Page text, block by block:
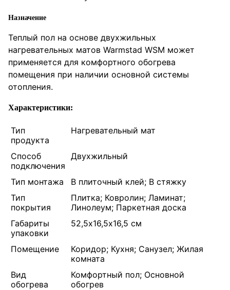
Назначение
Теплый пол на основе двухжильных
нагревательных матов Warmstad WSM может
применяется для комфортного обогрева
помещения при наличии основной системы
отопления.
Характеристики:
Тип
продукта
Нагревательный мат
Способ
подключения
Двухжильный
Тип монтажа
В плиточный клей; В стяжку
Тип
покрытия
Плитка; Ковролин; Ламинат;
Линолеум; Паркетная доска
Габариты
упаковки
52,5х16,5х16,5 см
Помещение
Коридор; Кухня; Санузел; Жилая
комната
Вид
обогрева
Комфортный пол; Основной
обогрев